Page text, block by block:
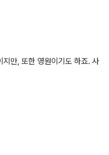
만, 또한 영원이기도 하죠. 사